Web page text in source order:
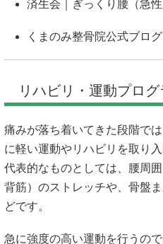
済生会｜ぎっくり腰（急性
くまのみ整骨院公式ブログ
リハビリ・運動プロ
痛みが落ち着いてきた段階で
に軽い運動やリハビリを取り
代表的なものとしては、腰周
背筋）のストレッチや、骨盤
どです。
急に強度の高い運動を行うの